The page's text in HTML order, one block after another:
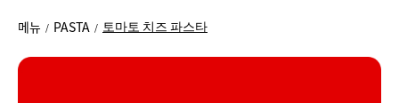
메뉴 / PASTA / 토마토 치즈 파스타